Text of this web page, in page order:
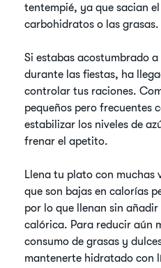
tentempié, ya que sacian
carbohidratos o las grasas.
Si estabas acostumbrado
durante las fiestas, ha
controlar tus raciones.
pequeños pero frecuentes
estabilizar los niveles de
frenar el apetito.
Llena tu plato con muchas
que son bajas en calorías
por lo que llenan sin
calórica. Para reducir aún
consumo de grasas y
mantenerte hidratado con